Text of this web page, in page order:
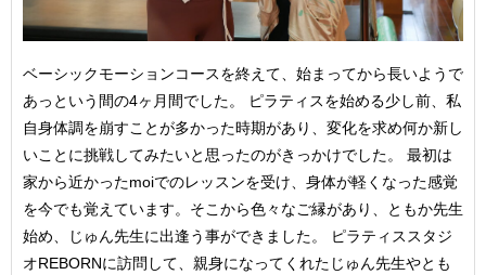
ベーシックモーションコースを終えて、始まってから長いようで
あっという間の4ヶ月間でした。 ピラティスを始める少し前、私
自身体調を崩すことが多かった時期があり、変化を求め何か新し
いことに挑戦してみたいと思ったのがきっかけでした。 最初は
家から近かったmoiでのレッスンを受け、身体が軽くなった感覚
を今でも覚えています。そこから色々なご縁があり、ともか先生
始め、じゅん先生に出逢う事ができました。 ピラティススタジ
オREBORNに訪問して、親身になってくれたじゅん先生やとも